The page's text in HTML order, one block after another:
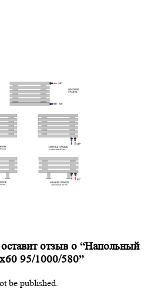
отзыв о “Напольный
95/1000/580”
be published.